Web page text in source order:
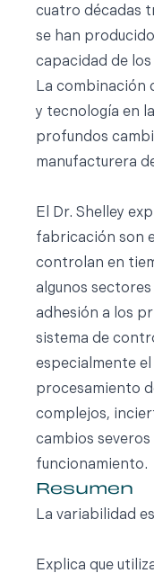
cuatro décadas
se han
capacidad de
La combinación
y tecnología en
profundos
manufacturera
El Dr. Shelley
fabricación son
controlan en
algunos
adhesión a los
sistema de
especialmente
procesamiento
complejos,
cambios
funcionamiento.
Resumen
La variabilidad
Explica que